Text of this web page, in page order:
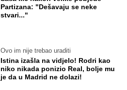
Partizana: "Dešavaju se neke
stvari..."
Ovo im nije trebao uraditi
Istina izašla na vidjelo! Rodri kao
niko nikada ponizio Real, bolje mu
je da u Madrid ne dolazi!